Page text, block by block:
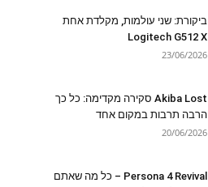
ביקורת: שני עולמות, מקלדת אחת
Logitech G512 X
23/06/2026
Akiba Lost סקירה מקדימה: כל כך
הרבה תרבות במקום אחד
20/06/2026
Persona 4 Revival – כל מה שאתם